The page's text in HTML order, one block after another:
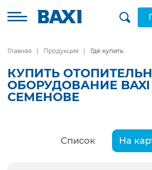
Главная Продукция Где купить
КУПИТЬ
ОБОРУДОВАНИЕ BAXI
СЕМЕНОВЕ
Список На